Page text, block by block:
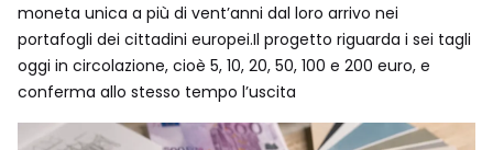
moneta unica a più di vent’anni dal loro arrivo nei
portafogli dei cittadini europei.Il progetto riguarda i sei tagli
oggi in circolazione, cioè 5, 10, 20, 50, 100 e 200 euro, e
conferma allo stesso tempo l’uscita